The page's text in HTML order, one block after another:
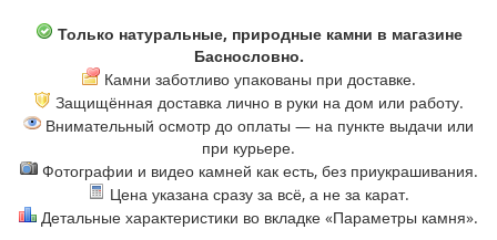
Только натуральные, природные камни в магазине
Баснословно.
Камни заботливо упакованы при доставке.
Защищённая доставка лично в руки на дом или работу.
Внимательный осмотр до оплаты — на пункте выдачи или
при курьере.
Фотографии и видео камней как есть, без приукрашивания.
Цена указана сразу за всё, а не за карат.
Детальные характеристики во вкладке «Параметры камня».